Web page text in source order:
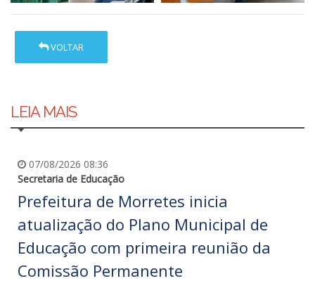
VOLTAR
LEIA MAIS
07/08/2026 08:36
Secretaria de Educação
Prefeitura de Morretes inicia
atualização do Plano Municipal de
Educação com primeira reunião da
Comissão Permanente